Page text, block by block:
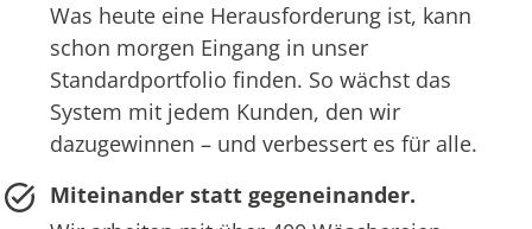
Was heute eine Herausforderung ist, kann
schon morgen Eingang in unser
Standardportfolio finden. So wächst das
System mit jedem Kunden, den wir
dazugewinnen – und verbessert es für alle.
Miteinander statt gegeneinander.